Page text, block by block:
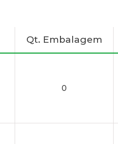
Qt. Embalagem
0